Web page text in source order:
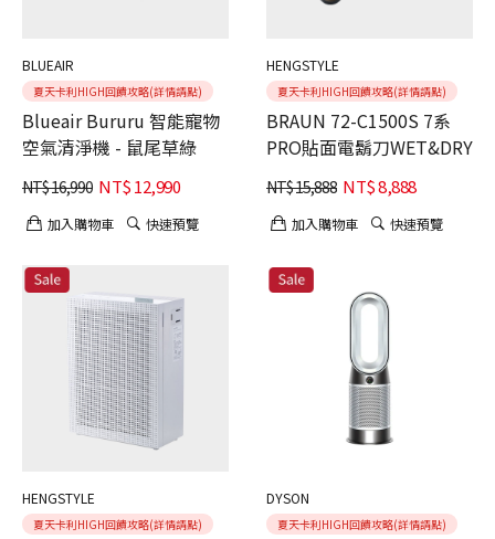
BLUEAIR
夏天卡利HIGH回饋攻略(詳情請點)
Blueair Bururu 智能寵物
空氣清淨機 - 鼠尾草綠
NT$16,990 NT$12,990
加入購物車 快速預覽
HENGSTYLE
夏天卡利HIGH回饋攻略(詳情請點)
BRAUN 72-C1500S 7系
PRO貼面電鬍刀WET&DRY
NT$15,888 NT$8,888
加入購物車 快速預覽
HENGSTYLE
夏天卡利HIGH回饋攻略(詳情請點)
DYSON
夏天卡利HIGH回饋攻略(詳情請點)